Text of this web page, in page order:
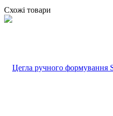
Схожі товари